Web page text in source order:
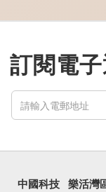
多年前，蘋果
能，便用上「瞐」
表達iPhone12有
升至10位HDR影
色，達到專...
訂閱電
中國科技 樂活灣